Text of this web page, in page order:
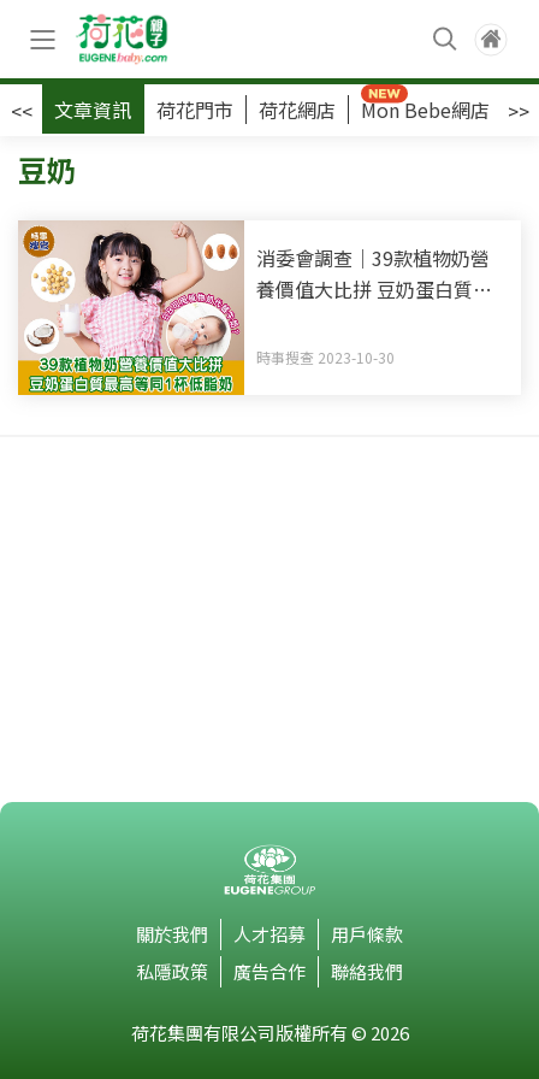
<< 文章資訊 荷花門市 荷花網店 Mon Bebe網店 >>
豆奶
消委會調查｜39款植物奶營
養價值大比拼 豆奶蛋白質最
時事搜查 2023-10-30
關於我們 人才招募
用戶條款
私隱政策
廣告合作 聯絡我們
荷花集團有限公司版權所有 © 2026